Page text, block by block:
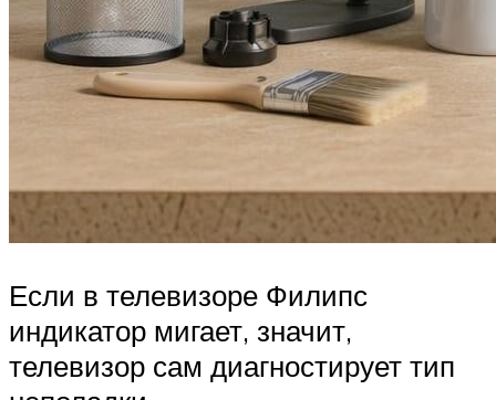
Если в телевизоре Филипс
индикатор мигает, значит,
телевизор сам диагностирует тип